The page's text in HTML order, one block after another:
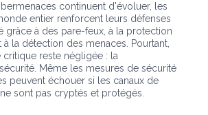
continuent d'évoluer, les
entier renforcent leurs défenses
grâce à des pare-feux, à la protection
à la détection des menaces. Pourtant,
critique reste négligée : la
sécurité. Même les mesures de sécurité
peuvent échouer si les canaux de
sont pas cryptés et protégés.